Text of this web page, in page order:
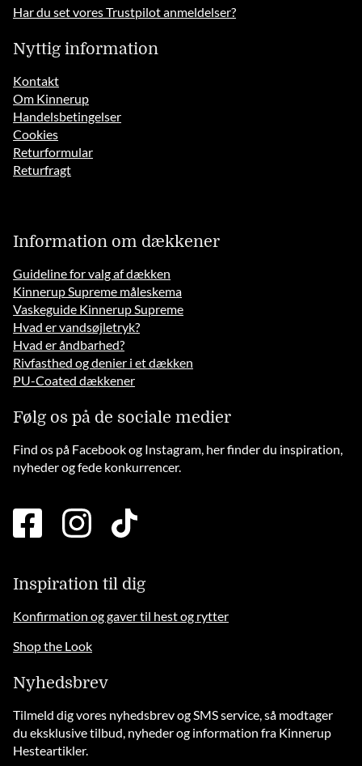
Har du set vores Trustpilot anmeldelser?
Nyttig information
Kontakt
Om Kinnerup
Handelsbetingelser
Cookies
Returformular
Returfragt
Information om dækkener
Guideline for valg af dækken
Kinnerup Supreme måleskema
Vaskeguide Kinnerup Supreme
Hvad er vandsøjletryk?
Hvad er åndbarhed?
Rivfasthed og denier i et dækken
PU-Coated dækkener
Følg os på de sociale medier
Find os på Facebook og Instagram, her finder du inspiration,
nyheder og fede konkurrencer.
facebook
square
instagramtiktok
Inspiration til dig
Konfirmation og gaver til hest og rytter
Shop the Look
Nyhedsbrev
Tilmeld dig vores nyhedsbrev og SMS service, så modtager
du eksklusive tilbud, nyheder og information fra Kinnerup
Hesteartikler.